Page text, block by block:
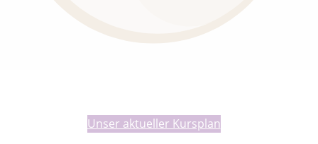
Unser aktueller Kursplan